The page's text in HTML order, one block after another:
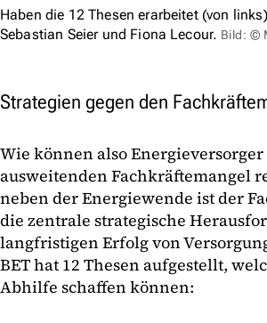
Haben die 12 Thesen erarbeitet (von
Sebastian Seier und Fiona Lecour. Bild: ©
Strategien gegen den
Wie können also
ausweitenden Fachkräftemangel
neben der Energiewende ist der
die zentrale strategische
langfristigen Erfolg von
BET hat 12 Thesen aufgestellt,
Abhilfe schaffen können: